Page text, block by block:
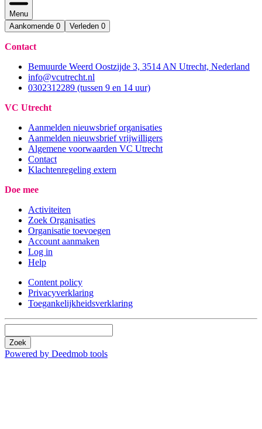
Menu
Aankomende 0 Verleden 0
Contact
Bemuurde Weerd Oostzijde 3, 3514 AN Utrecht, Nederland
info@vcutrecht.nl
0302312289 (tussen 9 en 14 uur)
VC Utrecht
Aanmelden nieuwsbrief organisaties
Aanmelden nieuwsbrief vrijwilligers
Algemene voorwaarden VC Utrecht
Contact
Klachtenregeling extern
Doe mee
Activiteiten
Zoek Organisaties
Organisatie toevoegen
Account aanmaken
Log in
Help
Content policy
Privacyverklaring
Toegankelijkheidsverklaring
Zoek
Powered by Deedmob tools